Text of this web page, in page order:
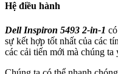
Hệ điều hành
Dell Inspiron 5493 2-in-1
sự kết hợp tốt nhất của các
các cải tiến mới mà chúng ta